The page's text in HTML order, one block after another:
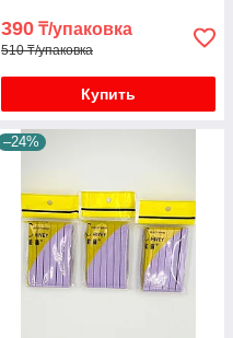
390 ₸/упаковка
510 ₸/упаковка
Купить
–24%